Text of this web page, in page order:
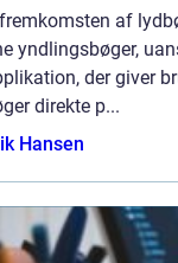
af
yndlingsbøger,
der giver
direkte p...
Hansen